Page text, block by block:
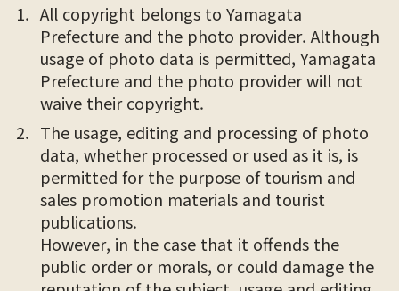
All copyright belongs to Yamagata
Prefecture and the photo provider. Although
usage of photo data is permitted, Yamagata
Prefecture and the photo provider will not
waive their copyright.
The usage, editing and processing of photo
data, whether processed or used as it is, is
permitted for the purpose of tourism and
sales promotion materials and tourist
publications.
However, in the case that it offends the
public order or morals, or could damage the